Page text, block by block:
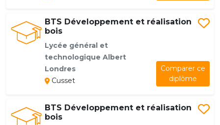
BTS Développement et réalisation
bois
Lycée général et
technologique Albert
Londres
Cusset
Comparer ce
diplôme
BTS Développement et réalisation
bois